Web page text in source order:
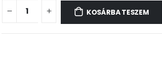
KOSÁRBA TESZEM